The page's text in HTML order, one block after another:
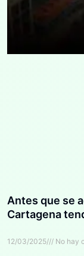
Antes que se
Cartagena
12/03/2025 No hay